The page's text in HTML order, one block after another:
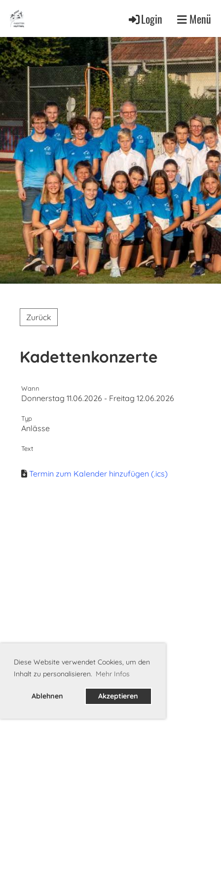
Diese Website verwendet Cookies, um den
Inhalt zu personalisieren. Mehr Infos
Ablehnen Akzeptieren
Login Menü
Zurück
Kadettenkonzerte
Wann
Donnerstag 11.06.2026 - Freitag 12.06.2026
Typ
Anlässe
Text
Termin zum Kalender hinzufügen (.ics)